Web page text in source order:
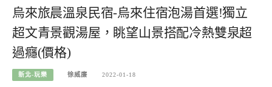
烏來旅晨溫泉民宿-烏來住宿泡湯首選!獨立
超文青景觀湯屋，眺望山景搭配冷熱雙泉超
過癮(價格)
新北-玩樂 徐威廉 2022-01-18